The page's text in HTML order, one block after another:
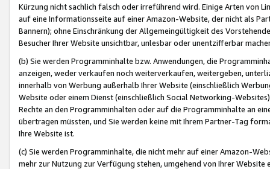
Kürzung nicht sachlich falsch oder irreführend wird. Einige Arten von
auf eine Informationsseite auf einer Amazon-Website, der nicht als
Bannern); ohne Einschränkung der Allgemeingültigkeit des
Besucher Ihrer Website unsichtbar, unlesbar oder unentzifferbar
(b) Sie werden Programminhalte bzw. Anwendungen, die
anzeigen, weder verkaufen noch weiterverkaufen, weitergeben,
innerhalb von Werbung außerhalb Ihrer Website (einschließlich
Website oder einem Dienst (einschließlich Social Networking-
Rechte an den Programminhalten oder auf die Programminhalte an
übertragen müssten, und Sie werden keine mit Ihrem Partner-Tag
Ihre Website ist.
(c) Sie werden Programminhalte, die nicht mehr auf einer Amazon-
mehr zur Nutzung zur Verfügung stehen, umgehend von Ihrer